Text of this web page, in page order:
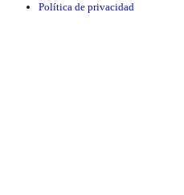
Política de privacidad